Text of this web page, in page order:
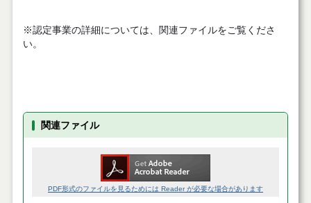
※認定事業の詳細については、関連ファイルをご覧くださ
い。
関連ファイル
PDF形式のファイルを見るためには Reader が必要な場合があります